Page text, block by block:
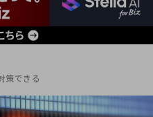
す
の
策できる